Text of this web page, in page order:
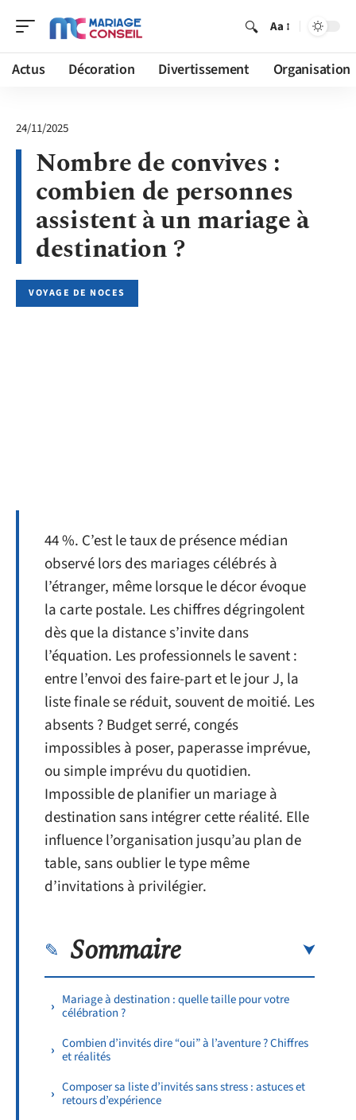
Aa
Actus Décoration Divertissement Organisation
24/11/2025
Nombre de convives :
combien de personnes
assistent à un mariage à
destination ?
VOYAGE DE NOCES
44 %. C’est le taux de présence médian
observé lors des mariages célébrés à
l’étranger, même lorsque le décor évoque
la carte postale. Les chiffres dégringolent
dès que la distance s’invite dans
l’équation. Les professionnels le savent :
entre l’envoi des faire-part et le jour J, la
liste finale se réduit, souvent de moitié. Les
absents ? Budget serré, congés
impossibles à poser, paperasse imprévue,
ou simple imprévu du quotidien.
Impossible de planifier un mariage à
destination sans intégrer cette réalité. Elle
influence l’organisation jusqu’au plan de
table, sans oublier le type même
d’invitations à privilégier.
Sommaire
Mariage à destination : quelle taille pour votre
célébration ?
Combien d’invités dire “oui” à l’aventure ? Chiffres
et réalités
Composer sa liste d’invités sans stress : astuces et
retours d’expérience